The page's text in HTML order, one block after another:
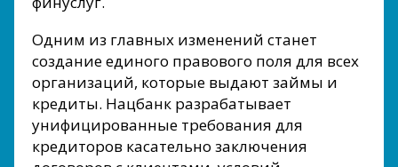
Одним из главных изменений станет
создание единого правового поля для всех
организаций, которые выдают займы и
кредиты. Нацбанк разрабатывает
унифицированные требования для
кредиторов касательно заключения